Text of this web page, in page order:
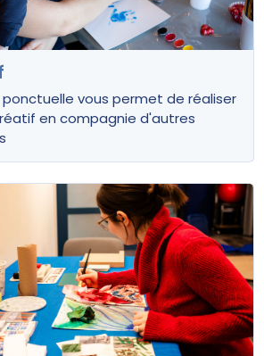
vous permet de réaliser
en compagnie d'autres